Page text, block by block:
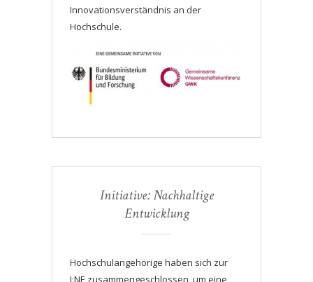
Innovationsverständnis an der
Hochschule.
Initiative: Nachhaltige
Entwicklung
Hochschulangehörige haben sich zur
I:NE zusammengeschlossen, um eine